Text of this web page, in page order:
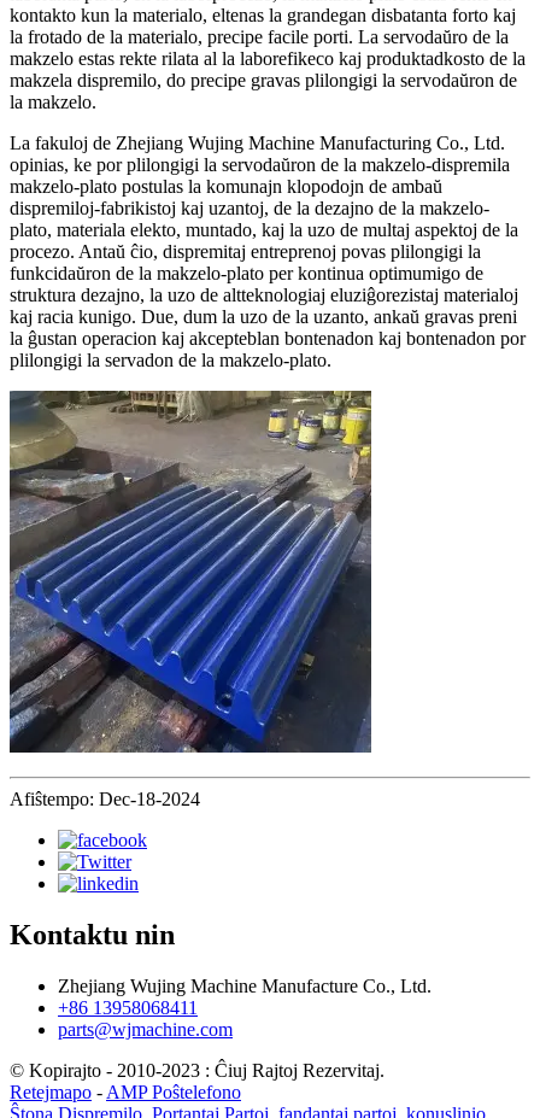
kontakto kun la materialo, eltenas la grandegan disbatanta forto kaj
la frotado de la materialo, precipe facile porti. La servodaŭro de la
makzelo estas rekte rilata al la laborefikeco kaj produktadkosto de la
makzela dispremilo, do precipe gravas plilongigi la servodaŭron de
la makzelo.
La fakuloj de Zhejiang Wujing Machine Manufacturing Co., Ltd.
opinias, ke por plilongigi la servodaŭron de la makzelo-dispremila
makzelo-plato postulas la komunajn klopodojn de ambaŭ
dispremiloj-fabrikistoj kaj uzantoj, de la dezajno de la makzelo-
plato, materiala elekto, muntado, kaj la uzo de multaj aspektoj de la
procezo. Antaŭ ĉio, dispremitaj entreprenoj povas plilongigi la
funkcidaŭron de la makzelo-plato per kontinua optimumigo de
struktura dezajno, la uzo de altteknologiaj eluziĝorezistaj materialoj
kaj racia kunigo. Due, dum la uzo de la uzanto, ankaŭ gravas preni
la ĝustan operacion kaj akcepteblan bontenadon kaj bontenadon por
plilongigi la servadon de la makzelo-plato.
Afiŝtempo: Dec-18-2024
Kontaktu nin
Zhejiang Wujing Machine Manufacture Co., Ltd.
+86 13958068411
parts@wjmachine.com
© Kopirajto - 2010-2023 : Ĉiuj Rajtoj Rezervitaj.
Retejmapo - AMP Poŝtelefono
Ŝtona Dispremilo Portantaj Partoj fandantaj partoj konuslinio